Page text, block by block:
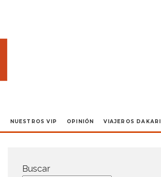
NUESTROS VIP OPINIÓN VIAJEROS DAKARI
Buscar